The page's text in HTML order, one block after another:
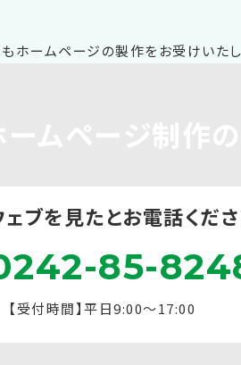
ブを見たとお電話くだ
85-
【受付時間】平日9:00～17:00